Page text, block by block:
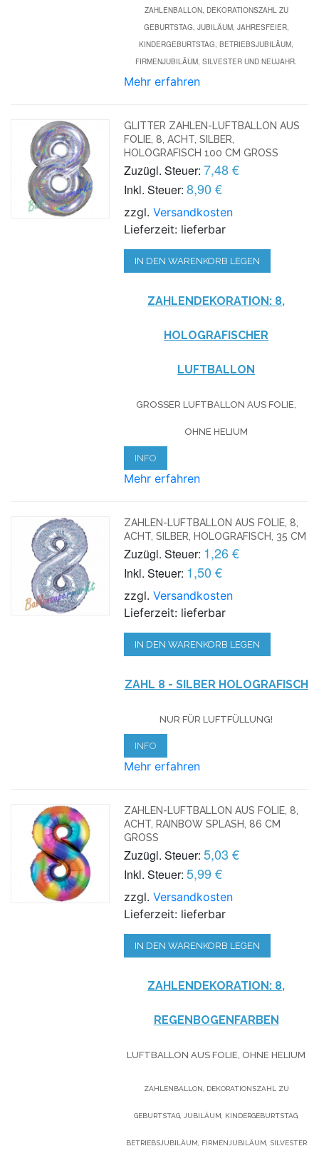
ZAHLENBALLON, DEKORATIONSZAHL ZU
GEBURTSTAG, JUBILÄUM, JAHRESFEIER,
KINDERGEBURTSTAG, BETRIEBSJUBILÄUM,
FIRMENJUBILÄUM, SILVESTER UND NEUJAHR.
Mehr erfahren
GLITTER ZAHLEN-LUFTBALLON AUS
FOLIE, 8, ACHT, SILBER,
HOLOGRAFISCH 100 CM GROSS
Zuzügl. Steuer: 7,48 €
Inkl. Steuer: 8,90 €
zzgl.Versandkosten
Lieferzeit: lieferbar
IN DEN WARENKORB LEGEN
ZAHLENDEKORATION: 8,
HOLOGRAFISCHER
LUFTBALLON
GROSSER LUFTBALLON AUS FOLIE, O
HNE HELIUM
INFO
Mehr erfahren
ZAHLEN-LUFTBALLON AUS FOLIE, 8,
ACHT, SILBER, HOLOGRAFISCH, 35 CM
Zuzügl. Steuer: 1,26 €
Inkl. Steuer: 1,50 €
zzgl.Versandkosten
Lieferzeit: lieferbar
IN DEN WARENKORB LEGEN
ZAHL 8 - SILBER HOLOGRAFISCH
NUR FÜR LUFTFÜLLUNG!
INFO
Mehr erfahren
ZAHLEN-LUFTBALLON AUS FOLIE, 8,
ACHT, RAINBOW SPLASH, 86 CM
GROSS
Zuzügl. Steuer: 5,03 €
Inkl. Steuer: 5,99 €
zzgl.Versandkosten
Lieferzeit: lieferbar
IN DEN WARENKORB LEGEN
ZAHLENDEKORATION: 8,
REGENBOGENFARBEN
LUFTBALLON AUS FOLIE, OHNE HELIUM
ZAHLENBALLON, DEKORATIONSZAHL ZU
GEBURTSTAG, JUBILÄUM, KINDERGEBURTSTAG,
BETRIEBSJUBILÄUM, FIRMENJUBILÄUM, SILVESTER